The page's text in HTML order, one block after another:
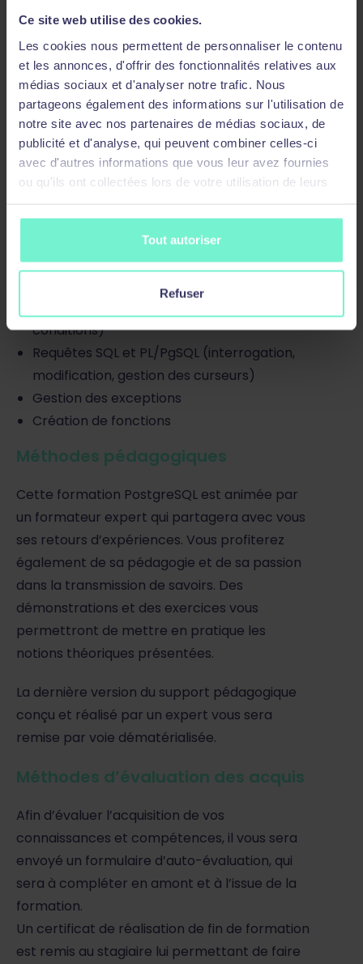
Ce site web utilise des cookies.
Les cookies nous permettent de personnaliser le contenu
et les annonces, d'offrir des fonctionnalités relatives aux
médias sociaux et d'analyser notre trafic. Nous
partageons également des informations sur l'utilisation de
notre site avec nos partenaires de médias sociaux, de
publicité et d'analyse, qui peuvent combiner celles-ci
avec d'autres informations que vous leur avez fournies
ou qu'ils ont collectées lors de votre utilisation de leurs
Tout autoriser
Refuser
suppression)
Fonctions SQL
Utilisation
Types de retour
Syntaxe
Fonctions d’aggrégation
Fonctions analytiques
Langage PgSQL
Blocs
Arguments, types et passages
conditions)
Requêtes SQL et PL/PgSQL (interrogation,
modification, gestion des curseurs)
Gestion des exceptions
Création de fonctions
Méthodes pédagogiques
Cette formation PostgreSQL est animée par
un formateur expert qui partagera avec vous
ses retours d’expériences. Vous profiterez
également de sa pédagogie et de sa passion
dans la transmission de savoirs. Des
démonstrations et des exercices vous
permettront de mettre en pratique les
notions théoriques présentées.
La dernière version du support pédagogique
conçu et réalisé par un expert vous sera
remise par voie dématérialisée.
Méthodes d’évaluation des acquis
Afin d’évaluer l’acquisition de vos
connaissances et compétences, il vous sera
envoyé un formulaire d’auto-évaluation, qui
sera à compléter en amont et à l’issue de la
formation.
Un certificat de réalisation de fin de formation
est remis au stagiaire lui permettant de faire